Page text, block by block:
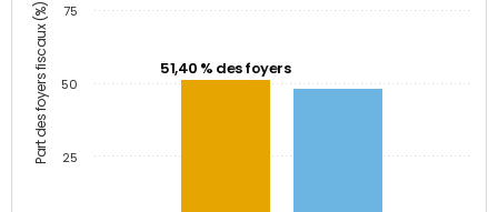
Part des foyers fiscaux (%) 51,40 % des foyers
25
50
75